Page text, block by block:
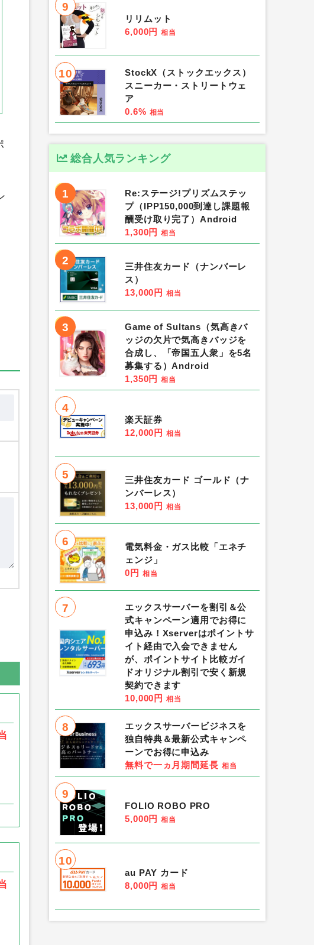
9
リリムット
6,000円 相当
10
StockX（ストックエックス）
スニーカー・ストリートウェ
ア
0.6% 相当
総合人気ランキング
1
Re:ステージ!プリズムステッ
プ（IPP150,000到達し課題報
酬受け取り完了）Android
1,300円 相当
2
三井住友カード（ナンバーレ
ス）
13,000円 相当
3
Game of Sultans（気高きバ
ッジの欠片で気高きバッジを
合成し、「帝国五人衆」を5名
募集する）Android
1,350円 相当
4
楽天証券
12,000円 相当
5
三井住友カード ゴールド（ナ
ンバーレス）
13,000円 相当
6
電気料金・ガス比較「エネチ
ェンジ」
0円 相当
7
エックスサーバーを割引＆公
式キャンペーン適用でお得に
申込み！Xserverはポイントサ
イト経由で入会できません
が、ポイントサイト比較ガイ
ドオリジナル割引で安く新規
契約できます
10,000円 相当
8
エックスサーバービジネスを
独自特典＆最新公式キャンペ
ーンでお得に申込み
無料で一ヵ月期間延長 相当
9
FOLIO ROBO PRO
5,000円 相当
10
au PAY カード
8,000円 相当